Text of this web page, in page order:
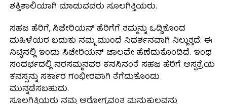
ಶಕ್ತಿಶಾಲಿಯಾಗಿ ಮಾಡುವವರು ಸೂಲಗಿತ್ತಿಯರು.
ಸಹಜ ಹೆರಿಗೆ, ಸಿಜೇರಿಯನ್ ಹೆರಿಗೆಗೆ ತಮ್ಮನ್ನು ಒಡ್ಡಿಕೊಂಡ
ಮಹಿಳೆಯರ ಬದುಕು ನಮ್ಮ ಮುಂದೆ ನಿದರ್ಶನವಾಗಿ ನಿಲ್ಲುತ್ತದೆ. ಈ
ನಿಟ್ಟಿನಲ್ಲಿ ಇಂದು ಸಿಜೇರಿಯನ್ ಜಾಲವೇ ಹೆಣೆದುಕೊಂಡಿದೆ. ಇಂಥ
ಸಂದರ್ಭದಲ್ಲಿ ನರಸಮ್ಮನವರ ಕನಸಿನಂತೆ ಸಹಜ ಹೆರಿಗೆ ಆಸ್ಪತ್ರೆಯ
ಕನಸ್ಸನ್ನು ಸರ್ಕಾರ ಗಂಭೀರವಾಗಿ ತೆಗೆದುಕೊಂಡು
ಮುನ್ನಡೆಸಬಹುದು.